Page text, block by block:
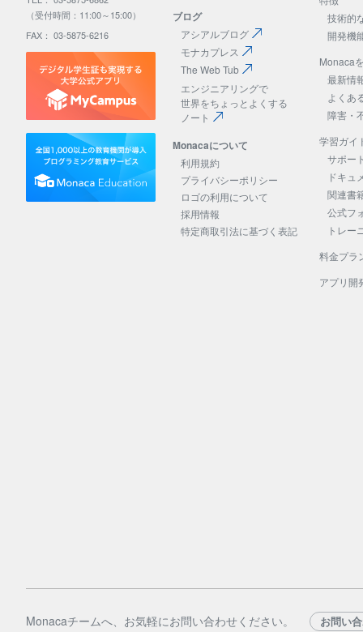
（受付時間：11:00～15:00）
FAX： 03-5875-6216
ブログ
アシアルブログ
モナカプレス
The Web Tub
エンジニアリングで
世界をちょっとよくする
ノート
Monacaについて
利用規約
プライバシーポリシー
ロゴの利用について
採用情報
特定商取引法に基づく表記
技術的
開発機
Monaca
最新情
よくあ
障害・
学習ガイ
サポー
ドキュ
関連書
公式フ
トレー
料金プラ
アプリ開
Monacaチームへ、お気軽にお問い合わせください。 お問い